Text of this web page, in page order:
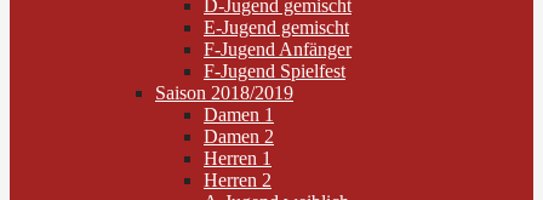
D-Jugend gemischt
E-Jugend gemischt
F-Jugend Anfänger
F-Jugend Spielfest
Saison 2018/2019
Damen 1
Damen 2
Herren 1
Herren 2